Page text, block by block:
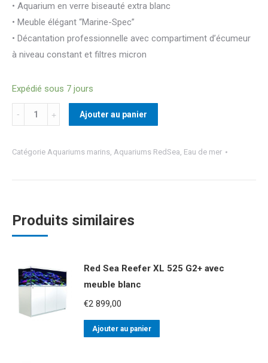
• Aquarium en verre biseauté extra blanc
• Meuble élégant “Marine-Spec”
• Décantation professionnelle avec compartiment d’écumeur
à niveau constant et filtres micron
Expédié sous 7 jours
Quantité Ajouter au panier
Catégorie Aquariums marins, Aquariums RedSea, Eau de mer
Produits similaires
Red Sea Reefer XL 525 G2+ avec
meuble blanc
€2 899,00
Ajouter au panier